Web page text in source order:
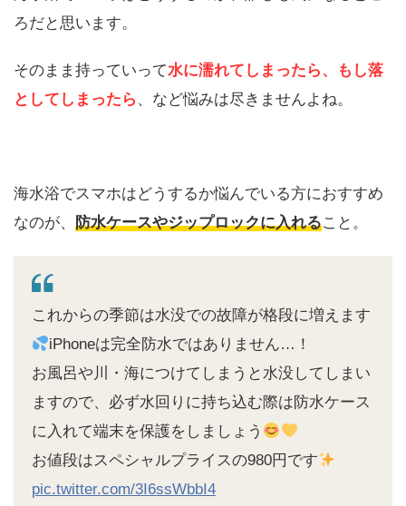
ろだと思います。
そのまま持っていって水に濡れてしまったら、もし落
としてしまったら 、など悩みは尽きませんよね。
海水浴でスマホはどうするか悩んでいる方におすすめ
なのが、 防水ケースやジップロックに入れること。
これからの季節は水没での故障が格段に増えます
iPhoneは完全防水ではありません…！
お風呂や川・海につけてしまうと水没してしまい
ますので、必ず水回りに持ち込む際は防水ケース
に入れて端末を保護をしましょう
お値段はスペシャルプライスの980円です
pic.twitter.com/3I6ssWbbI4